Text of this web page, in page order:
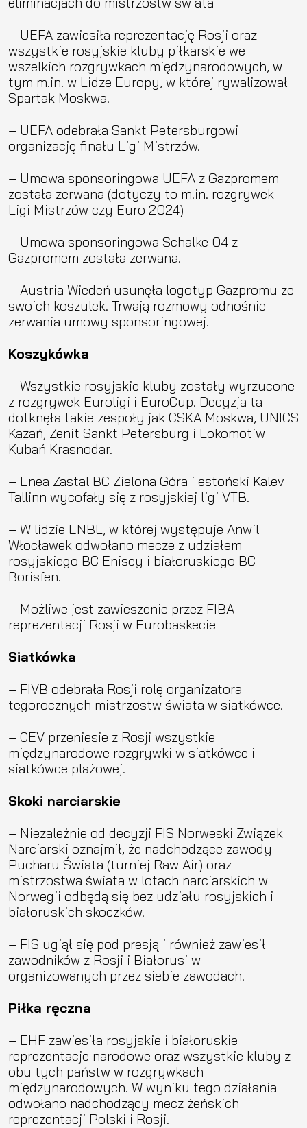
– UEFA zawiesiła reprezentację Rosji oraz
wszystkie rosyjskie kluby piłkarskie we
wszelkich rozgrywkach międzynarodowych, w
tym m.in. w Lidze Europy, w której rywalizował
Spartak Moskwa.
– UEFA odebrała Sankt Petersburgowi
organizację finału Ligi Mistrzów.
– Umowa sponsoringowa UEFA z Gazpromem
została zerwana (dotyczy to m.in. rozgrywek
Ligi Mistrzów czy Euro 2024)
– Umowa sponsoringowa Schalke 04 z
Gazpromem została zerwana.
– Austria Wiedeń usunęła logotyp Gazpromu ze
swoich koszulek. Trwają rozmowy odnośnie
zerwania umowy sponsoringowej.
Koszykówka
– Wszystkie rosyjskie kluby zostały wyrzucone
z rozgrywek Euroligi i EuroCup. Decyzja ta
dotknęła takie zespoły jak CSKA Moskwa, UNICS
Kazań, Zenit Sankt Petersburg i Lokomotiw
Kubań Krasnodar.
– Enea Zastal BC Zielona Góra i estoński Kalev
Tallinn wycofały się z rosyjskiej ligi VTB.
– W lidzie ENBL, w której występuje Anwil
Włocławek odwołano mecze z udziałem
rosyjskiego BC Enisey i białoruskiego BC
Borisfen.
– Możliwe jest zawieszenie przez FIBA
reprezentacji Rosji w Eurobaskecie
Siatkówka
– FIVB odebrała Rosji rolę organizatora
tegorocznych mistrzostw świata w siatkówce.
– CEV przeniesie z Rosji wszystkie
międzynarodowe rozgrywki w siatkówce i
siatkówce plażowej.
Skoki narciarskie
– Niezależnie od decyzji FIS Norweski Związek
Narciarski oznajmił, że nadchodzące zawody
Pucharu Świata (turniej Raw Air) oraz
mistrzostwa świata w lotach narciarskich w
Norwegii odbędą się bez udziału rosyjskich i
białoruskich skoczków.
– FIS ugiął się pod presją i również zawiesił
zawodników z Rosji i Białorusi w
organizowanych przez siebie zawodach.
Piłka ręczna
– EHF zawiesiła rosyjskie i białoruskie
reprezentacje narodowe oraz wszystkie kluby z
obu tych państw w rozgrywkach
międzynarodowych. W wyniku tego działania
odwołano nadchodzący mecz żeńskich
reprezentacji Polski i Rosji.